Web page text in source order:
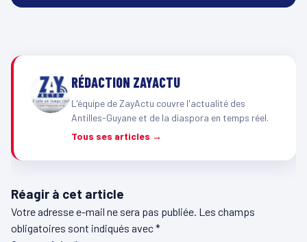
RÉDACTION ZAYACTU
L'équipe de ZayActu couvre l'actualité des
Antilles-Guyane et de la diaspora en temps réel.
Tous ses articles →
Réagir à cet article
Votre adresse e-mail ne sera pas publiée. Les champs
obligatoires sont indiqués avec*